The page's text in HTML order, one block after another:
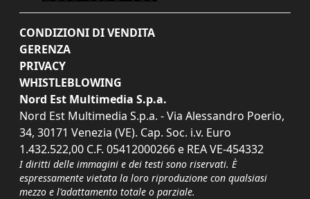
CONDIZIONI DI VENDITA
GERENZA
PRIVACY
WHISTLEBLOWING
Nord Est Multimedia S.p.a.
Nord Est Multimedia S.p.a. - Via Alessandro Poerio,
34, 30171 Venezia (VE). Cap. Soc. i.v. Euro
1.432.522,00 C.F. 05412000266 e REA VE-454332
I diritti delle immagini e dei testi sono riservati. È
espressamente vietata la loro riproduzione con qualsiasi
mezzo e l'adattamento totale o parziale.